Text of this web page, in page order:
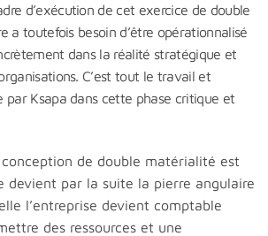
d’exécution de cet exercice de double
a toutefois besoin d’être opérationnalisé
dans la réalité stratégique et
C’est tout le travail et
par Ksapa dans cette phase critique et
de double matérialité est
devient par la suite la pierre angulaire
l’entreprise devient comptable
des ressources et une